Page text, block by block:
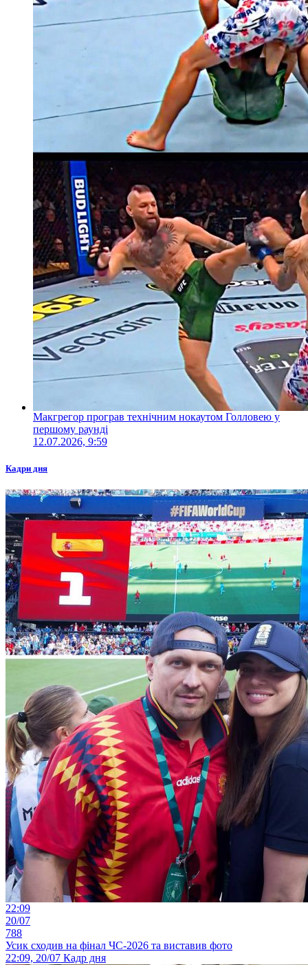
Макгрегор програв технічним нокаутом Голловею у
першому раунді
12.07.2026, 9:59
Кадри дня
22:09
20/07
788
Усик сходив на фінал ЧС-2026 та виставив фото
22:09, 20/07 Кадр дня